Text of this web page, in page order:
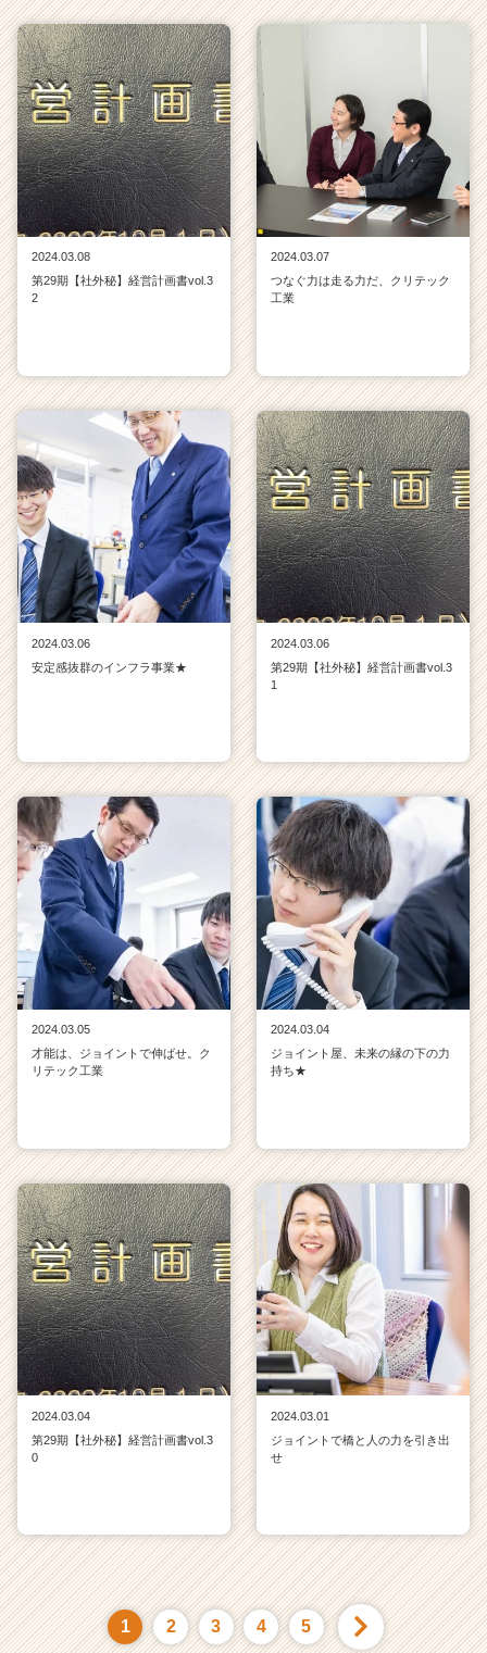
2024.03.08
第29期【社外秘】経営計画書vol.3
2
2024.03.07
つなぐ力は走る力だ、クリテック
工業
2024.03.06
安定感抜群のインフラ事業★
2024.03.06
第29期【社外秘】経営計画書vol.3
1
2024.03.05
才能は、ジョイントで伸ばせ。ク
リテック工業
2024.03.04
ジョイント屋、未来の縁の下の力
持ち★
2024.03.04
第29期【社外秘】経営計画書vol.3
0
2024.03.01
ジョイントで橋と人の力を引き出
せ
1 2 3 4 5